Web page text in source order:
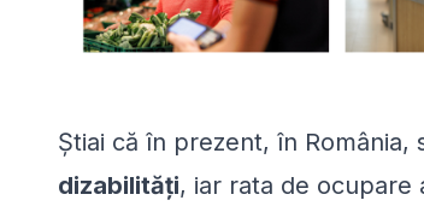
Știai că în prezent, în
dizabilități, iar rata de ocupare